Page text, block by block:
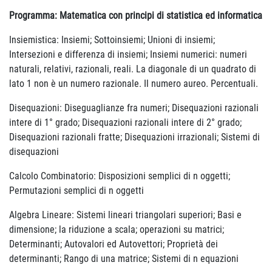
Programma: Matematica con principi di statistica ed informatica
Insiemistica: Insiemi; Sottoinsiemi; Unioni di insiemi;
Intersezioni e differenza di insiemi; Insiemi numerici: numeri
naturali, relativi, razionali, reali. La diagonale di un quadrato di
lato 1 non è un numero razionale. Il numero aureo. Percentuali.
Disequazioni: Diseguaglianze fra numeri; Disequazioni razionali
intere di 1° grado; Disequazioni razionali intere di 2° grado;
Disequazioni razionali fratte; Disequazioni irrazionali; Sistemi di
disequazioni
Calcolo Combinatorio: Disposizioni semplici di n oggetti;
Permutazioni semplici di n oggetti
Algebra Lineare: Sistemi lineari triangolari superiori; Basi e
dimensione; la riduzione a scala; operazioni su matrici;
Determinanti; Autovalori ed Autovettori; Proprietà dei
determinanti; Rango di una matrice; Sistemi di n equazioni